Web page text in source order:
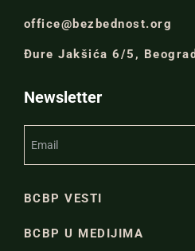
office@bezbednost.org
Đure Jakšića 6/5,
Newsletter
BCBP VESTI
BCBP U MEDIJIMA